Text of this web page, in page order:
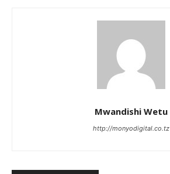
Mwandishi Wetu
http://monyodigital.co.tz